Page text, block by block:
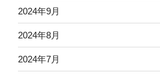
2024年9月
2024年8月
2024年7月